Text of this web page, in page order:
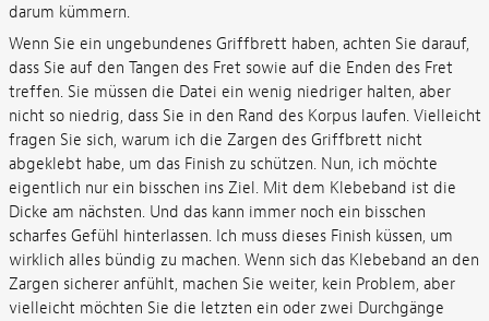
darum kümmern.
Wenn Sie ein ungebundenes Griffbrett haben, achten Sie darauf,
dass Sie auf den Tangen des Fret sowie auf die Enden des Fret
treffen. Sie müssen die Datei ein wenig niedriger halten, aber
nicht so niedrig, dass Sie in den Rand des Korpus laufen. Vielleicht
fragen Sie sich, warum ich die Zargen des Griffbrett nicht
abgeklebt habe, um das Finish zu schützen. Nun, ich möchte
eigentlich nur ein bisschen ins Ziel. Mit dem Klebeband ist die
Dicke am nächsten. Und das kann immer noch ein bisschen
scharfes Gefühl hinterlassen. Ich muss dieses Finish küssen, um
wirklich alles bündig zu machen. Wenn sich das Klebeband an den
Zargen sicherer anfühlt, machen Sie weiter, kein Problem, aber
vielleicht möchten Sie die letzten ein oder zwei Durchgänge